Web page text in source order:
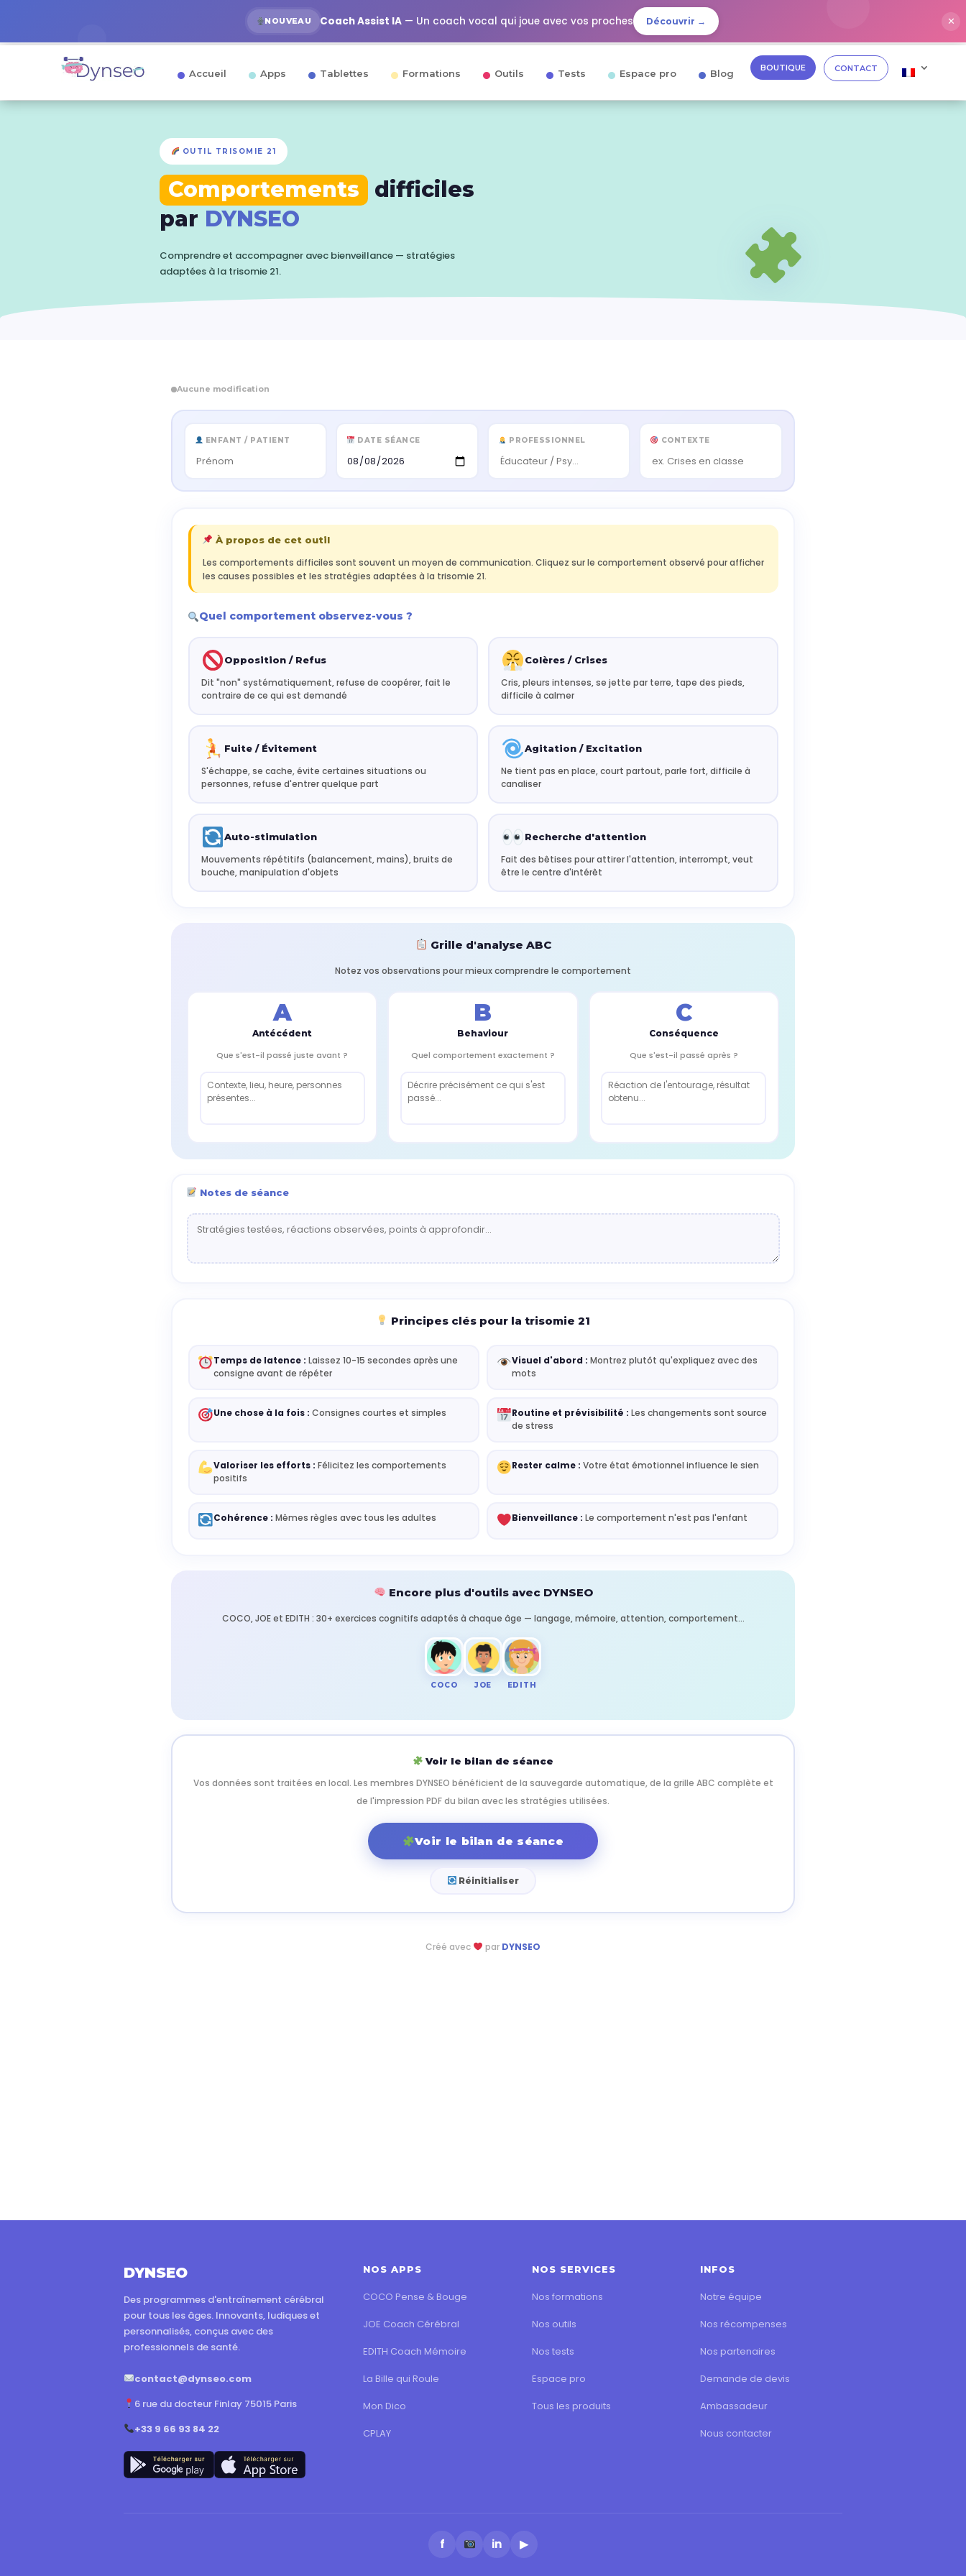
NOUVEAU Coach Assist IA — Un coach vocal qui joue avec vos proches Découvrir → ✕
Accueil Apps Tablettes Formations Outils Tests Espace pro Blog BOUTIQUE CONTACT
OUTIL TRISOMIE 21
Comportements
difficiles
par DYNSEO
Comprendre et accompagner avec bienveillance — stratégies
adaptées à la trisomie 21.
Aucune modification
ENFANT / PATIENT DATE SÉANCE PROFESSIONNEL CONTEXTE
À propos de cet outil
Les comportements difficiles sont souvent un moyen de communication. Cliquez sur le comportement observé pour afficher
les causes possibles et les stratégies adaptées à la trisomie 21.
Quel comportement observez-vous ?
Opposition / Refus
Dit "non" systématiquement, refuse de coopérer, fait le
contraire de ce qui est demandé
Colères / Crises
Cris, pleurs intenses, se jette par terre, tape des pieds,
difficile à calmer
Fuite / Évitement
S'échappe, se cache, évite certaines situations ou
personnes, refuse d'entrer quelque part
Agitation / Excitation
Ne tient pas en place, court partout, parle fort, difficile à
canaliser
Auto-stimulation
Mouvements répétitifs (balancement, mains), bruits de
bouche, manipulation d'objets
Recherche d'attention
Fait des bêtises pour attirer l'attention, interrompt, veut
être le centre d'intérêt
Grille d'analyse ABC
Notez vos observations pour mieux comprendre le comportement
A
Antécédent
Que s'est-il passé juste avant ?
B
Behaviour
Quel comportement exactement ?
C
Conséquence
Que s'est-il passé après ?
Notes de séance
Principes clés pour la trisomie 21
Temps de latence : Laissez 10-15 secondes après une
consigne avant de répéter
Visuel d'abord : Montrez plutôt qu'expliquez avec des
mots
Une chose à la fois : Consignes courtes et simples Routine et prévisibilité : Les changements sont source
de stress
Valoriser les efforts : Félicitez les comportements
positifs
Rester calme : Votre état émotionnel influence le sien
Cohérence : Mêmes règles avec tous les adultes Bienveillance : Le comportement n'est pas l'enfant
Encore plus d'outils avec DYNSEO
COCO, JOE et EDITH : 30+ exercices cognitifs adaptés à chaque âge — langage, mémoire, attention, comportement…
COCO JOE EDITH
Voir le bilan de séance
Vos données sont traitées en local. Les membres DYNSEO bénéficient de la sauvegarde automatique, de la grille ABC complète et
de l'impression PDF du bilan avec les stratégies utilisées.
Voir le bilan de séance
Réinitialiser
Créé avec par DYNSEO
DYNSEO
Des programmes d'entraînement cérébral
pour tous les âges. Innovants, ludiques et
personnalisés, conçus avec des
professionnels de santé.
contact@dynseo.com
6 rue du docteur Finlay 75015 Paris
+33 9 66 93 84 22
NOS APPS
COCO Pense & Bouge
JOE Coach Cérébral
EDITH Coach Mémoire
La Bille qui Roule
Mon Dico
CPLAY
NOS SERVICES
Nos formations
Nos outils
Nos tests
Espace pro
Tous les produits
INFOS
Notre équipe
Nos récompenses
Nos partenaires
Demande de devis
Ambassadeur
Nous contacter
f in ▶